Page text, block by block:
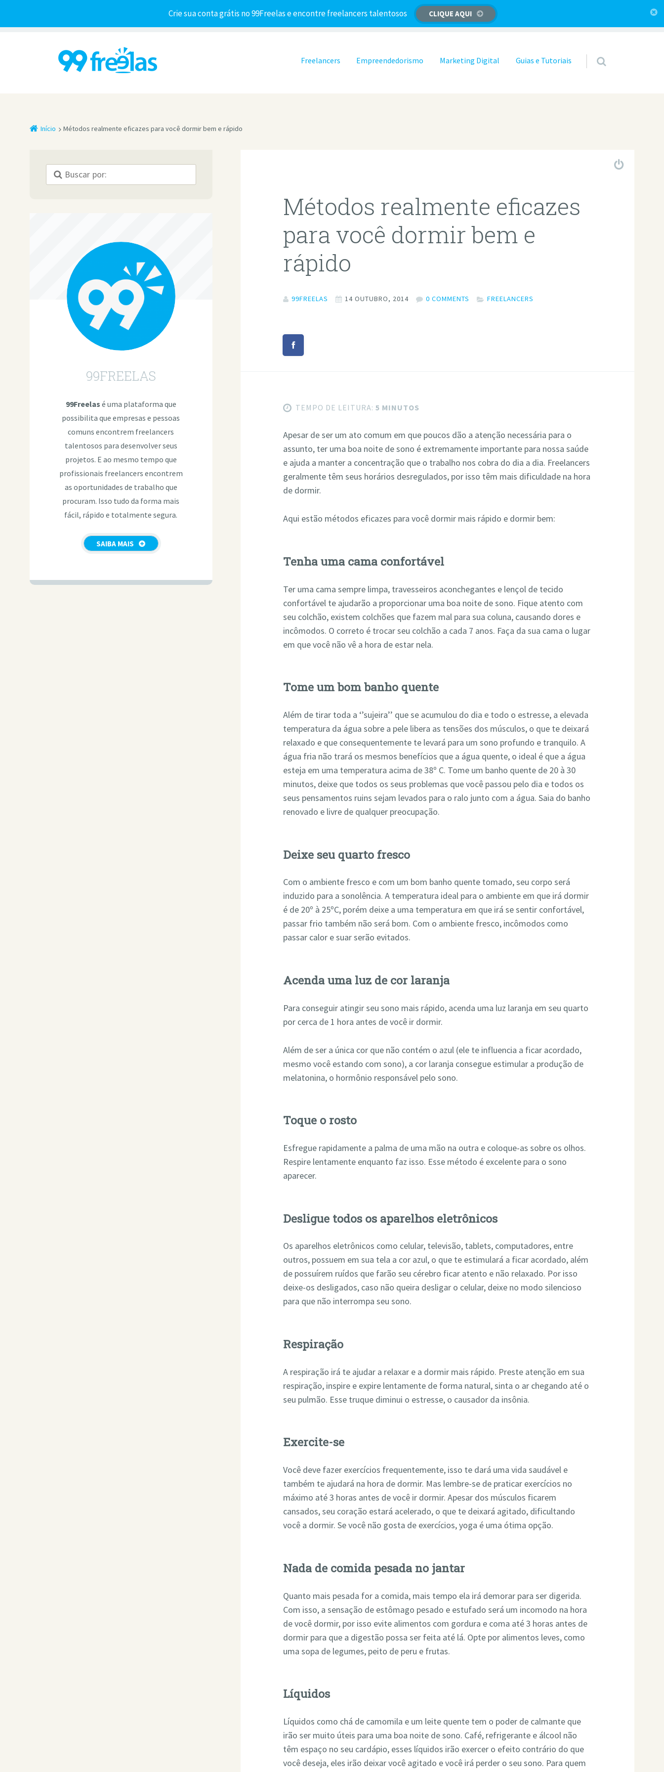
Crie sua conta grátis no 99Freelas e encontre freelancers talentosos CLIQUE AQUI
Pular para o conteúdo
Freelancers Empreendedorismo Marketing Digital Guias e Tutoriais
Início Métodos realmente eficazes para você dormir bem e rápido
Métodos realmente eficazes
para você dormir bem e
rápido
99FREELAS 14 OUTUBRO, 2014 0 COMMENTS FREELANCERS
TEMPO DE LEITURA: 5 MINUTOS
Apesar de ser um ato comum em que poucos dão a atenção necessária para o
assunto, ter uma boa noite de sono é extremamente importante para nossa saúde
e ajuda a manter a concentração que o trabalho nos cobra do dia a dia. Freelancers
geralmente têm seus horários desregulados, por isso têm mais dificuldade na hora
de dormir.
Aqui estão métodos eficazes para você dormir mais rápido e dormir bem:
Tenha uma cama confortável
Ter uma cama sempre limpa, travesseiros aconchegantes e lençol de tecido
confortável te ajudarão a proporcionar uma boa noite de sono. Fique atento com
seu colchão, existem colchões que fazem mal para sua coluna, causando dores e
incômodos. O correto é trocar seu colchão a cada 7 anos. Faça da sua cama o lugar
em que você não vê a hora de estar nela.
Tome um bom banho quente
Além de tirar toda a ‘’sujeira’’ que se acumulou do dia e todo o estresse, a elevada
temperatura da água sobre a pele libera as tensões dos músculos, o que te deixará
relaxado e que consequentemente te levará para um sono profundo e tranquilo. A
água fria não trará os mesmos benefícios que a água quente, o ideal é que a água
esteja em uma temperatura acima de 38º C. Tome um banho quente de 20 à 30
minutos, deixe que todos os seus problemas que você passou pelo dia e todos os
seus pensamentos ruins sejam levados para o ralo junto com a água. Saia do banho
renovado e livre de qualquer preocupação.
Deixe seu quarto fresco
Com o ambiente fresco e com um bom banho quente tomado, seu corpo será
induzido para a sonolência. A temperatura ideal para o ambiente em que irá dormir
é de 20º à 25ºC, porém deixe a uma temperatura em que irá se sentir confortável,
passar frio também não será bom. Com o ambiente fresco, incômodos como
passar calor e suar serão evitados.
Acenda uma luz de cor laranja
Para conseguir atingir seu sono mais rápido, acenda uma luz laranja em seu quarto
por cerca de 1 hora antes de você ir dormir.
Além de ser a única cor que não contém o azul (ele te influencia a ficar acordado,
mesmo você estando com sono), a cor laranja consegue estimular a produção de
melatonina, o hormônio responsável pelo sono.
Toque o rosto
Esfregue rapidamente a palma de uma mão na outra e coloque-as sobre os olhos.
Respire lentamente enquanto faz isso. Esse método é excelente para o sono
aparecer.
Desligue todos os aparelhos eletrônicos
Os aparelhos eletrônicos como celular, televisão, tablets, computadores, entre
outros, possuem em sua tela a cor azul, o que te estimulará a ficar acordado, além
de possuírem ruídos que farão seu cérebro ficar atento e não relaxado. Por isso
deixe-os desligados, caso não queira desligar o celular, deixe no modo silencioso
para que não interrompa seu sono.
Respiração
A respiração irá te ajudar a relaxar e a dormir mais rápido. Preste atenção em sua
respiração, inspire e expire lentamente de forma natural, sinta o ar chegando até o
seu pulmão. Esse truque diminui o estresse, o causador da insônia.
Exercite-se
Você deve fazer exercícios frequentemente, isso te dará uma vida saudável e
também te ajudará na hora de dormir. Mas lembre-se de praticar exercícios no
máximo até 3 horas antes de você ir dormir. Apesar dos músculos ficarem
cansados, seu coração estará acelerado, o que te deixará agitado, dificultando
você a dormir. Se você não gosta de exercícios, yoga é uma ótima opção.
Nada de comida pesada no jantar
Quanto mais pesada for a comida, mais tempo ela irá demorar para ser digerida.
Com isso, a sensação de estômago pesado e estufado será um incomodo na hora
de você dormir, por isso evite alimentos com gordura e coma até 3 horas antes de
dormir para que a digestão possa ser feita até lá. Opte por alimentos leves, como
uma sopa de legumes, peito de peru e frutas.
Líquidos
Líquidos como chá de camomila e um leite quente tem o poder de calmante que
irão ser muito úteis para uma boa noite de sono. Café, refrigerante e álcool não
têm espaço no seu cardápio, esses líquidos irão exercer o efeito contrário do que
você deseja, eles irão deixar você agitado e você irá perder o seu sono. Para quem
99FREELAS
99Freelas é uma plataforma que
possibilita que empresas e pessoas
comuns encontrem freelancers
talentosos para desenvolver seus
projetos. E ao mesmo tempo que
profissionais freelancers encontrem
as oportunidades de trabalho que
procuram. Isso tudo da forma mais
fácil, rápido e totalmente segura.
SAIBA MAIS